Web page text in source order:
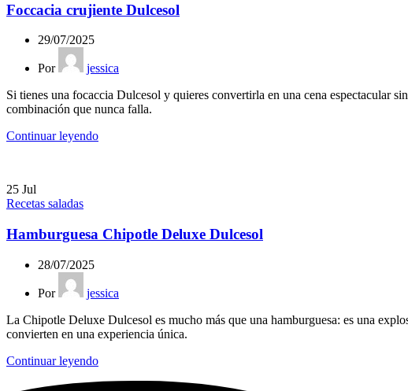
Foccacia crujiente Dulcesol
29/07/2025
Por
jessica
Si tienes una focaccia Dulcesol y quieres convertirla en una cena espectacular
combinación que nunca falla.
Continuar leyendo
25 Jul
Recetas saladas
Hamburguesa Chipotle Deluxe Dulcesol
28/07/2025
Por
jessica
La Chipotle Deluxe Dulcesol es mucho más que una hamburguesa: es una
convierten en una experiencia única.
Continuar leyendo